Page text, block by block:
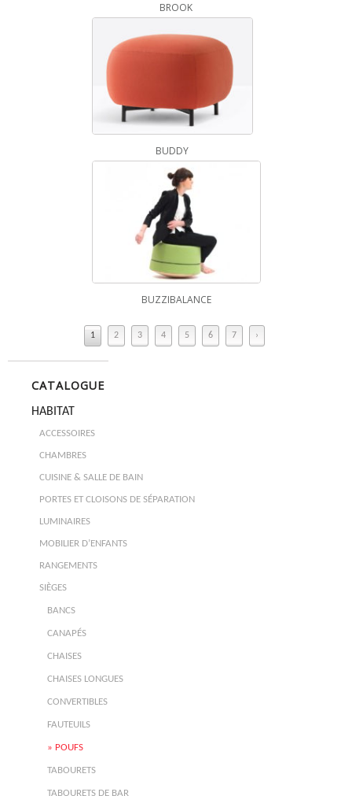
BROOK
BUDDY
BUZZIBALANCE
1 2 3 4 5 6 7 ›
CATALOGUE
HABITAT
ACCESSOIRES
CHAMBRES
CUISINE & SALLE DE BAIN
PORTES ET CLOISONS DE SÉPARATION
LUMINAIRES
MOBILIER D’ENFANTS
RANGEMENTS
SIÈGES
BANCS
CANAPÉS
CHAISES
CHAISES LONGUES
CONVERTIBLES
FAUTEUILS
POUFS
TABOURETS
TABOURETS DE BAR